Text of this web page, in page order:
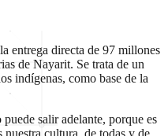
entrega directa de 97 millones
de Nayarit. Se trata de un
indígenas, como base de la
salir adelante, porque es